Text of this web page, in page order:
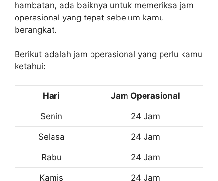
hambatan, ada baiknya untuk memeriksa jam
operasional yang tepat sebelum kamu
berangkat.
Berikut adalah jam operasional yang perlu kamu
ketahui:
Hari Jam Operasional
Senin 24 Jam
Selasa 24 Jam
Rabu 24 Jam
Kamis 24 Jam